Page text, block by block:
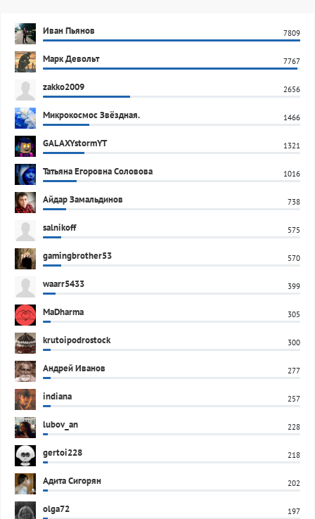
Иван Пьянов 7809
Марк Девольт 7767
zakko2009 2656
Микрокосмос Звёздная. 1466
GALAXYstormYT 1321
Татьяна Егоровна Соловова 1016
Айдар Замальдинов 738
salnikoff 575
gamingbrother53 570
waarr5433 399
MaDharma 305
krutoipodrostock 300
Андрей Иванов 277
indiana 257
lubov_an 228
gertoi228 218
Адита Сигорян 202
olga72 197